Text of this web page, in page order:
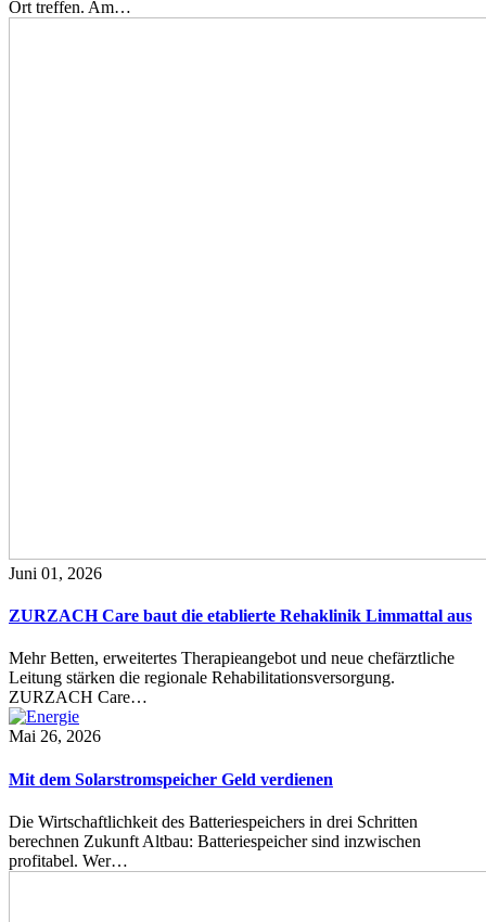
Ort treffen. Am…
Juni 01, 2026
ZURZACH Care baut die etablierte Rehaklinik Limmattal aus
Mehr Betten, erweitertes Therapieangebot und neue chefärztliche
Leitung stärken die regionale Rehabilitationsversorgung.
ZURZACH Care…
Mai 26, 2026
Mit dem Solarstromspeicher Geld verdienen
Die Wirtschaftlichkeit des Batteriespeichers in drei Schritten
berechnen Zukunft Altbau: Batteriespeicher sind inzwischen
profitabel. Wer…